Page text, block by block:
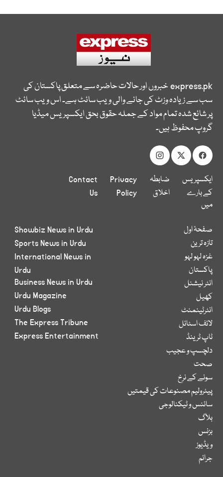
express.pkخبروں اور حالات حاضرہ سے متعلق پاکستان کی
سب سے زیادہ وزٹ کی جانے والی ویب سائٹ ہے۔ اس ویب سائٹ
پر شائع شدہ تمام مواد کے جملہ حقوق بحق ایکسپریس میڈیا
گروپ محفوظ ہیں۔
ایکسپریس
کے بارے
میں
ضابطہ
اخلاق
Privacy
Policy
Contact
Us
صفحۂ اول
تازہ ترین
غزہ لہو لہو
پاکستان
انٹر نیشنل
کھیل
انٹرٹینمنٹ
لائف اسٹائل
ٹاپ ٹرینڈ
دلچسپ و عجیب
صحت
سونے کے نرخ
پیٹرولیم مصنوعات کی قیمتیں
سائنس و ٹیکنالوجی
بلاگ
بزنس
ویڈیوز
جرائم
Showbiz News in Urdu
Sports News in Urdu
International News in
Urdu
Business News in Urdu
Urdu Magazine
Urdu Blogs
The Express Tribune
Express Entertainment